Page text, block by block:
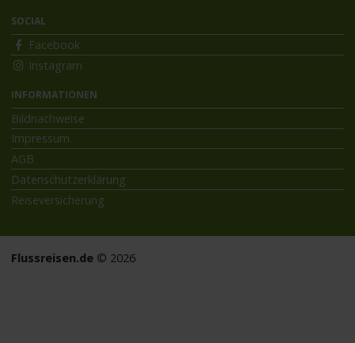
SOCIAL
Facebook
Instagram
INFORMATIONEN
Bildnachweise
Impressum
AGB
Datenschutzerklärung
Reiseversicherung
Flussreisen.de © 2026